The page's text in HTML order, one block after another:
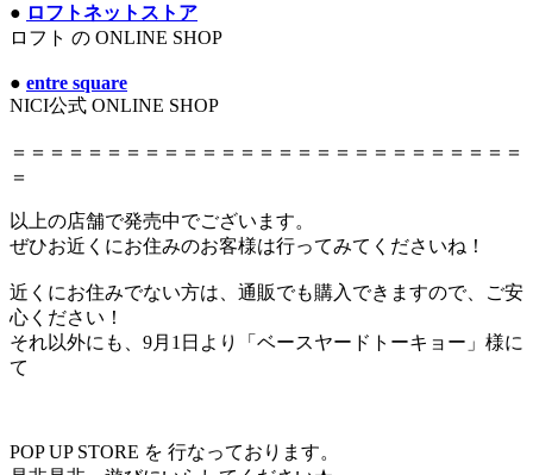
● ロフトネットストア
ロフト の ONLINE SHOP
● entre square
NICI公式 ONLINE SHOP
＝＝＝＝＝＝＝＝＝＝＝＝＝＝＝＝＝＝＝＝＝＝＝＝＝＝＝
＝
以上の店舗で発売中でございます。
ぜひお近くにお住みのお客様は行ってみてくださいね！
近くにお住みでない方は、通販でも購入できますので、ご安
心ください！
それ以外にも、9月1日より「ベースヤードトーキョー」様に
て
POP UP STORE を 行なっております。